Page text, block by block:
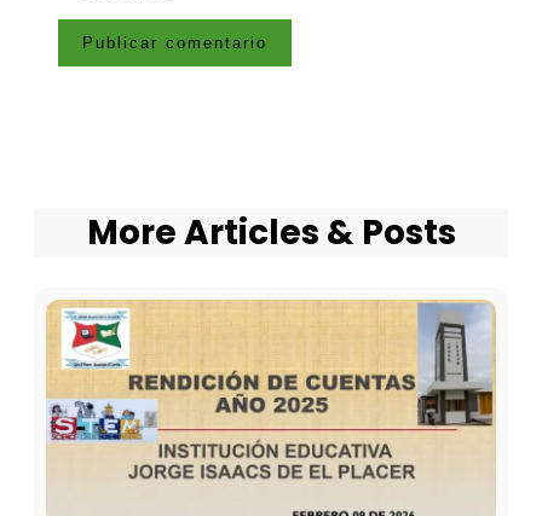
More Articles & Posts